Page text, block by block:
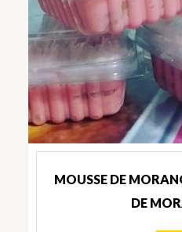
MOUSSE DE
DE